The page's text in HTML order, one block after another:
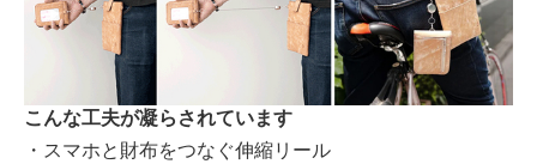
こんな工夫が凝らされています
・スマホと財布をつなぐ伸縮リール